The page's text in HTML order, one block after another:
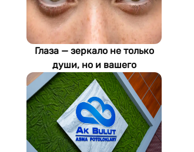
Глаза — зеркало не только
души, но и вашего
здоровья: как ИИ находит
болезни по фотографии